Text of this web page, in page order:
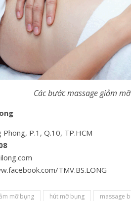
Các bước massage giảm
P.1, Q.10, TP.HCM
TMV.BS.LONG
mỡ bụng hút mỡ bụng massage